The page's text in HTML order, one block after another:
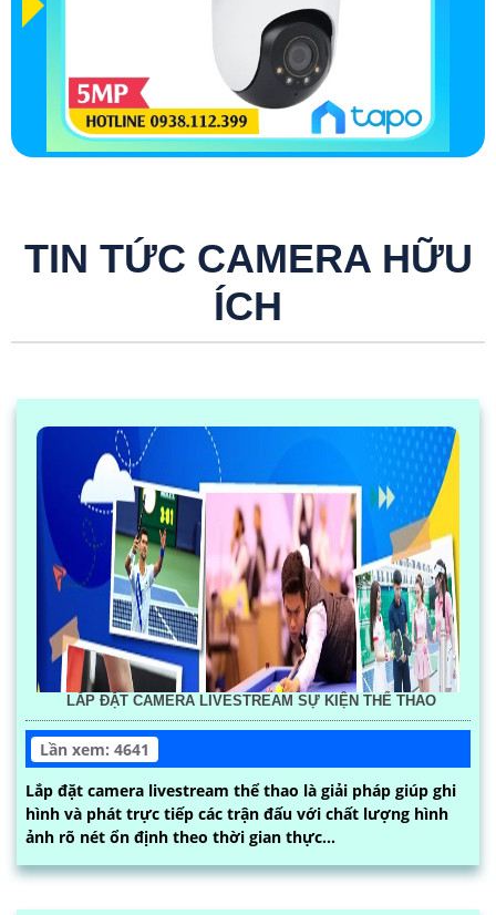
TIN TỨC CAMERA HỮU
ÍCH
LẮP ĐẶT CAMERA LIVESTREAM SỰ KIỆN THỂ THAO
Lần xem: 4641
Lắp đặt camera livestream thể thao là giải pháp giúp ghi
hình và phát trực tiếp các trận đấu với chất lượng hình
ảnh rõ nét ổn định theo thời gian thực...